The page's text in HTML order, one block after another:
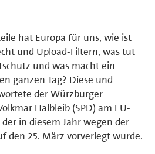
hat Europa für uns, wie ist
und Upload-Filtern, was tut
und was macht ein
ganzen Tag? Diese und
der Würzburger
Halbleib (SPD) am EU-
in diesem Jahr wegen der
den 25. März vorverlegt wurde.